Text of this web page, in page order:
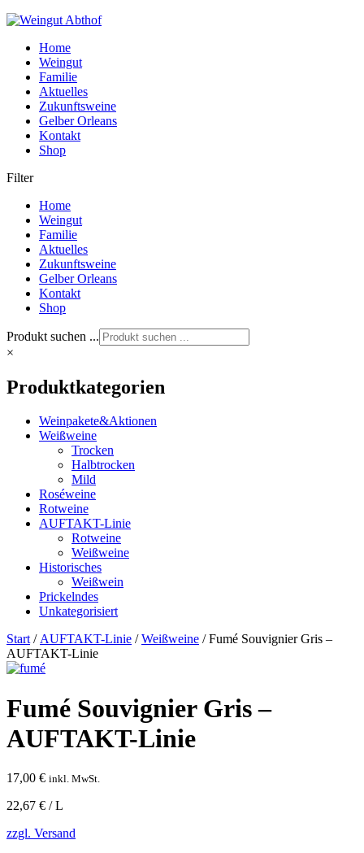
Home
Weingut
Familie
Aktuelles
Zukunftsweine
Gelber Orleans
Kontakt
Shop
Filter
Home
Weingut
Familie
Aktuelles
Zukunftsweine
Gelber Orleans
Kontakt
Shop
Produkt suchen ...
×
Produktkategorien
Weinpakete&Aktionen
Weißweine
Trocken
Halbtrocken
Mild
Roséweine
Rotweine
AUFTAKT-Linie
Rotweine
Weißweine
Historisches
Weißwein
Prickelndes
Unkategorisiert
Start/AUFTAKT-Linie /Weißweine / Fumé Souvignier Gris –
AUFTAKT-Linie
Fumé Souvignier Gris –
AUFTAKT-Linie
17,00 € inkl. MwSt.
22,67 € / L
zzgl. Versand